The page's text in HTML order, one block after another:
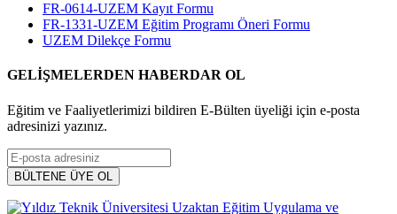
FR-0614-UZEM Kayıt Formu
FR-1331-UZEM Eğitim Programı Öneri Formu
UZEM Dilekçe Formu
GELİŞMELERDEN HABERDAR OL
Eğitim ve Faaliyetlerimizi bildiren E-Bülten üyeliği için e-posta
adresinizi yazınız.